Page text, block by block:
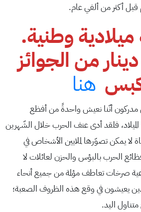
أكثر من ألفي عام.
وطنية.
من الجوائز
هنا
مدركون أنّنا نعيش واحدةً من أفظع
الميلاد، فلقد أدى عنف الحرب خلال الشّهرين
لا يمكن تصوّرها لملايين الأشخاص في
الحرب بالبؤس والحزن لعائلات لا
صرخات تعاطف مؤلمة من جميع أنحاء
يعيشون في وقع هذه الظروف الصعبة؛
اليد.